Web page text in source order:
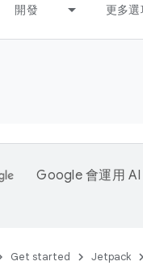
開發 更多選
Google 會運用 AI
Get started Jetpack